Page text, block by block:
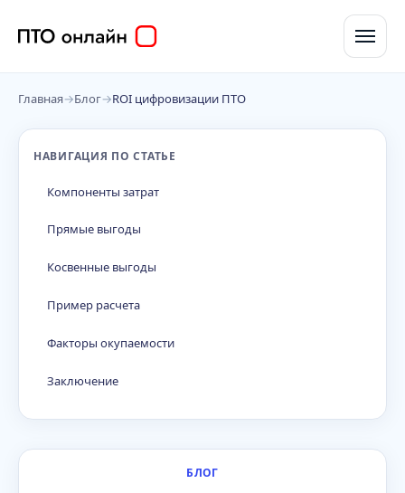
Главная→Блог→ROI цифровизации ПТО
НАВИГАЦИЯ ПО СТАТЬЕ
Компоненты затрат
Прямые выгоды
Косвенные выгоды
Пример расчета
Факторы окупаемости
Заключение
БЛОГ